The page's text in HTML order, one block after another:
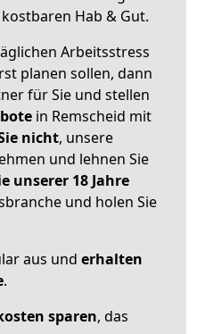
Hab & Gut.
Arbeitsstress
planen sollen, dann
für Sie und stellen
in Remscheid mit
nicht, unsere
und lehnen Sie
unserer 18 Jahre
und holen Sie
aus und erhalten
.
sparen, das